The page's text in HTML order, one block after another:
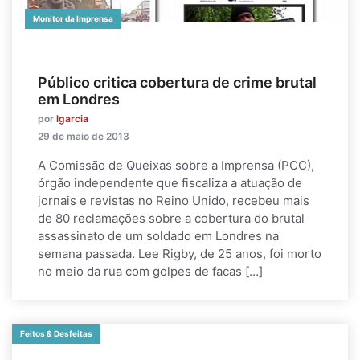
Monitor da Imprensa
Público critica cobertura de crime brutal
em Londres
por lgarcia
29 de maio de 2013
A Comissão de Queixas sobre a Imprensa (PCC),
órgão independente que fiscaliza a atuação de
jornais e revistas no Reino Unido, recebeu mais
de 80 reclamações sobre a cobertura do brutal
assassinato de um soldado em Londres na
semana passada. Lee Rigby, de 25 anos, foi morto
no meio da rua com golpes de facas […]
Feitos & Desfeitas